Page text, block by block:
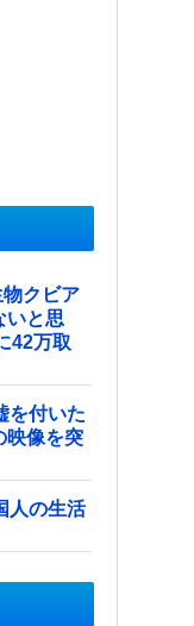
クビア
いと思
42万取
を付いた
映像を突
人の生活